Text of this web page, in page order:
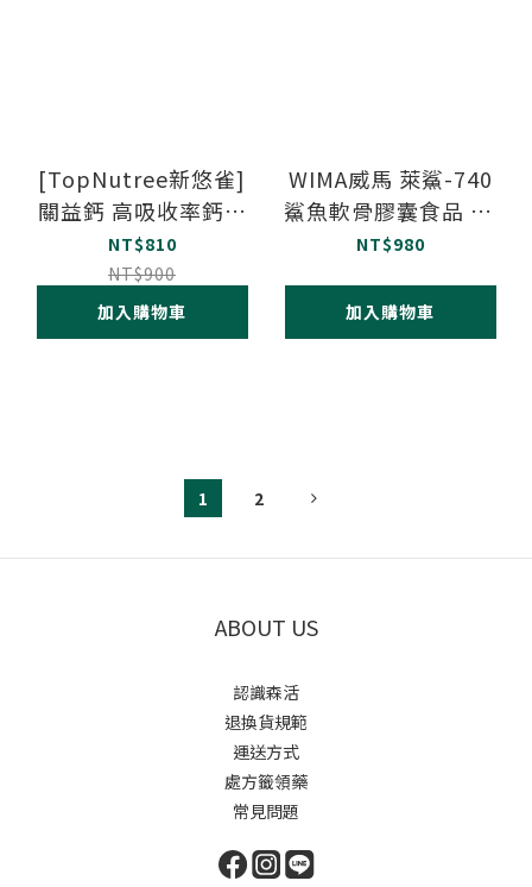
[TopNutree新悠雀]
關益鈣 高吸收率鈣粉
30包 檸檬酸鈣 K2 D3
益生菌
NT$810
NT$900
加入購物車
WIMA威馬 萊鯊-740
鯊魚軟骨膠囊食品 90
粒/瓶
NT$980
加入購物車
1 2
ABOUT US
認識森活
退換貨規範
運送方式
處方籤領藥
常見問題